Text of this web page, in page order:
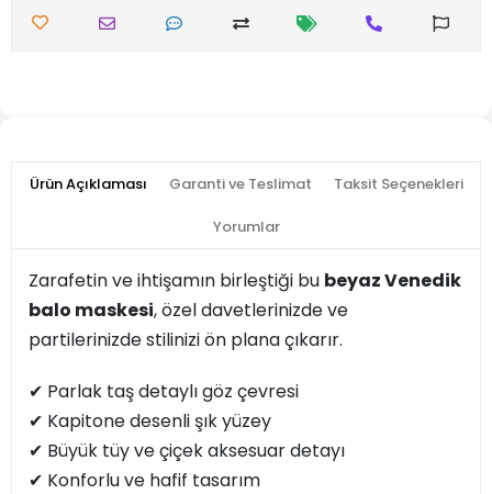
Ürün Açıklaması Garanti ve Teslimat Taksit Seçenekleri
Yorumlar
Zarafetin ve ihtişamın birleştiği bu beyazVenedik
balo maskesi, özel davetlerinizde ve
partilerinizde stilinizi ön plana çıkarır.
✔ Parlak taş detaylı göz çevresi
✔ Kapitone desenli şık yüzey
✔ Büyük tüy ve çiçek aksesuar detayı
✔ Konforlu ve hafif tasarım